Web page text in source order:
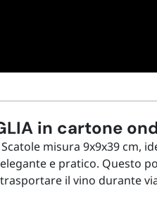
in cartone
misura 9x9x39 cm,
e pratico. Questo
il vino durante